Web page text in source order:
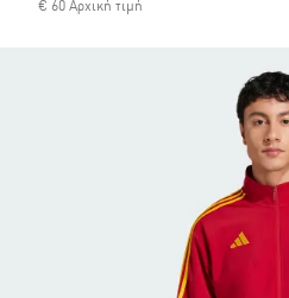
€ 60 Αρχική τιμή